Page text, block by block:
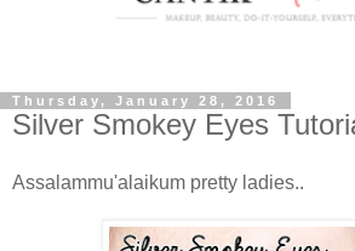
Thursday, January 28, 2016
Silver Smokey Eyes
Assalammu'alaikum pretty ladies..